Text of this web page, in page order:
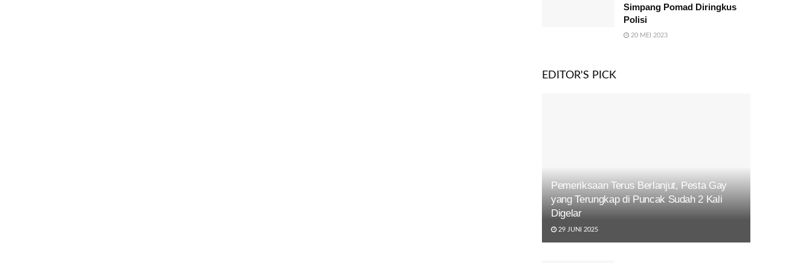
Simpang Pomad Diringkus
Polisi
20 MEI 2023
EDITOR'S PICK
Pemeriksaan Terus Berlanjut, Pesta Gay
yang Terungkap di Puncak Sudah 2 Kali
Digelar
29 JUNI 2025